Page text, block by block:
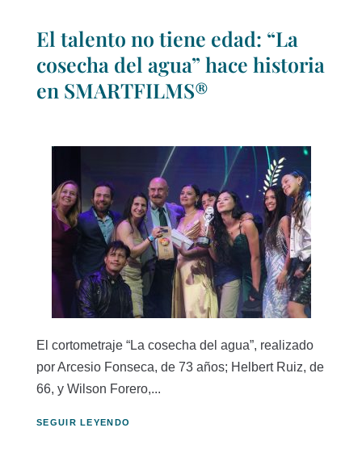
El talento no tiene edad: “La
cosecha del agua” hace historia
en SMARTFILMS®
El cortometraje “La cosecha del agua”, realizado
por Arcesio Fonseca, de 73 años; Helbert Ruiz, de
66, y Wilson Forero,...
SEGUIR LEYENDO